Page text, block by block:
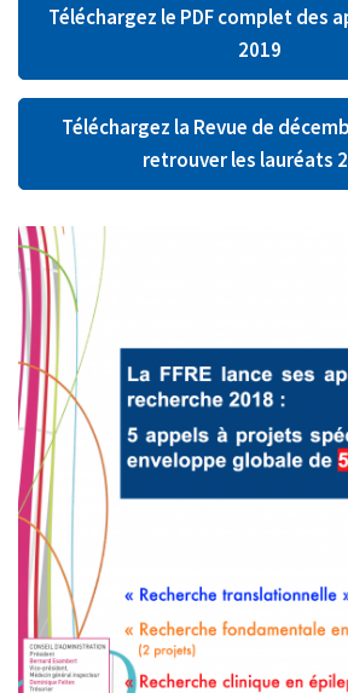
Téléchargez le PDF complet des
2019
Téléchargez la Revue de
retrouver les lauréats